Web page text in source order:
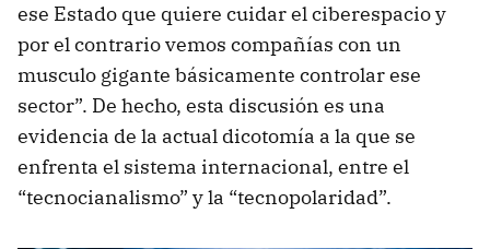
ese Estado que quiere cuidar el ciberespacio y
por el contrario vemos compañías con un
musculo gigante básicamente controlar ese
sector”. De hecho, esta discusión es una
evidencia de la actual dicotomía a la que se
enfrenta el sistema internacional, entre el
“tecnocianalismo” y la “tecnopolaridad”.